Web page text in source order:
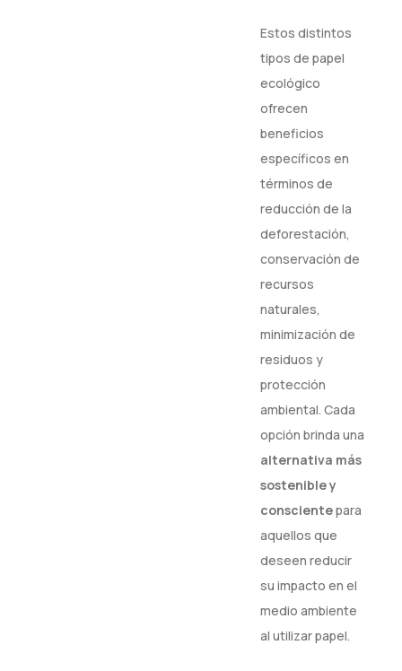
Estos distintos
tipos de papel
ecológico
ofrecen
beneficios
específicos en
términos de
reducción de la
deforestación,
conservación de
recursos
naturales,
minimización de
residuos y
protección
ambiental. Cada
opción brinda una
alternativa más
sostenible y
conscientepara
aquellos que
deseen reducir
su impacto en el
medio ambiente
al utilizar papel.